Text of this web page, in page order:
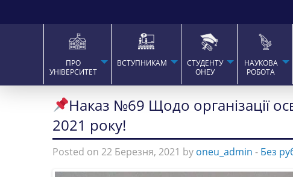
ПРО
УНІВЕРСИТЕТ
ВСТУПНИКАМ
СТУДЕНТУ
ОНЕУ
НАУКОВА
РОБОТА
Наказ №69 Щодо організації
2021 року!
Posted on 22 Березня, 2021 by oneu_admin - Без